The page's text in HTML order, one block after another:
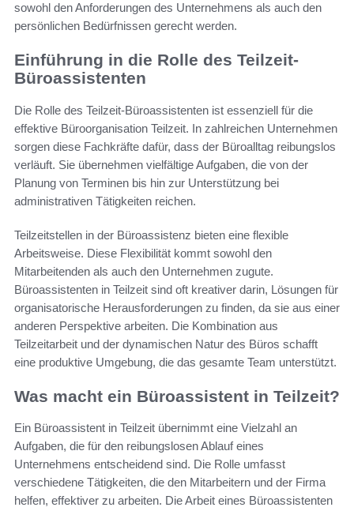
sowohl den Anforderungen des Unternehmens als auch den
persönlichen Bedürfnissen gerecht werden.
Einführung in die Rolle des Teilzeit-
Büroassistenten
Die Rolle des Teilzeit-Büroassistenten ist essenziell für die
effektive Büroorganisation Teilzeit. In zahlreichen Unternehmen
sorgen diese Fachkräfte dafür, dass der Büroalltag reibungslos
verläuft. Sie übernehmen vielfältige Aufgaben, die von der
Planung von Terminen bis hin zur Unterstützung bei
administrativen Tätigkeiten reichen.
Teilzeitstellen in der Büroassistenz bieten eine flexible
Arbeitsweise. Diese Flexibilität kommt sowohl den
Mitarbeitenden als auch den Unternehmen zugute.
Büroassistenten in Teilzeit sind oft kreativer darin, Lösungen für
organisatorische Herausforderungen zu finden, da sie aus einer
anderen Perspektive arbeiten. Die Kombination aus
Teilzeitarbeit und der dynamischen Natur des Büros schafft
eine produktive Umgebung, die das gesamte Team unterstützt.
Was macht ein Büroassistent in Teilzeit?
Ein Büroassistent in Teilzeit übernimmt eine Vielzahl an
Aufgaben, die für den reibungslosen Ablauf eines
Unternehmens entscheidend sind. Die Rolle umfasst
verschiedene Tätigkeiten, die den Mitarbeitern und der Firma
helfen, effektiver zu arbeiten. Die Arbeit eines Büroassistenten